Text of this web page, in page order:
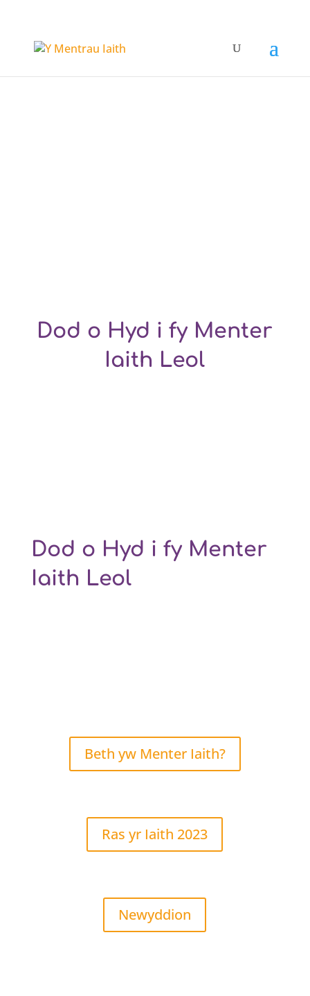
Dod o Hyd i fy Menter
Iaith Leol
Dod o Hyd i fy Menter
Iaith Leol
Beth yw Menter Iaith?
Ras yr Iaith 2023
Newyddion